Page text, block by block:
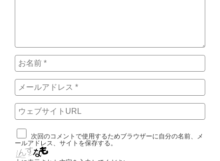
次回のコメントで使用するためブラウザーに自分の名前、メ
ールアドレス、サイトを保存する。